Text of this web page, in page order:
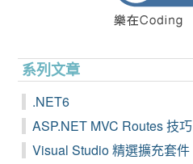
系列文章
.NET6
ASP.NET MVC Routes 技巧
Visual Studio 精選擴充套件